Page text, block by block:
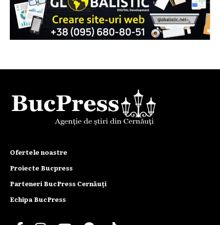
Ofertele noastre
Proiecte Bucpress
Parteneri BucPress Cernăuți
Echipa BucPress